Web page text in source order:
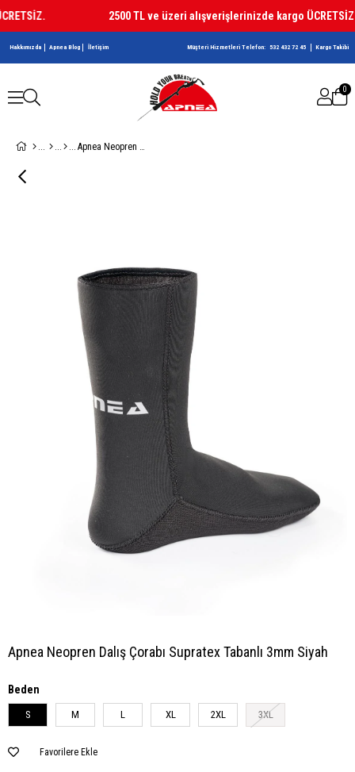
2500 TL ve üzeri alışverişlerinizde kargo ÜCRETSİZ.
Hakkımızda Apnea Blog İletişim Müşteri Hizmetleri Telefon: 532 432 72 45 Kargo Takibi
0
Apnea Neopren Dalış Çorabı Supratex Tabanlı 3mm Siyah
Apnea Neopren Dalış Çorabı Supratex Tabanlı 3mm Siyah
Beden
S M L XL 2XL 3XL
Favorilere Ekle